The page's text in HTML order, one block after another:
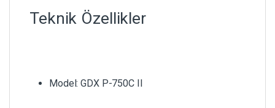
Teknik Özellikler
Model: GDX P-750C II